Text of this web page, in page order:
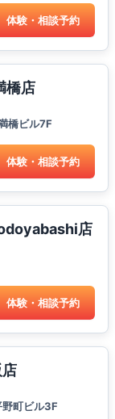
体験・相談予約
橋店
橋ビル7F
体験・相談予約
店
体験・相談予約
町ビル3F